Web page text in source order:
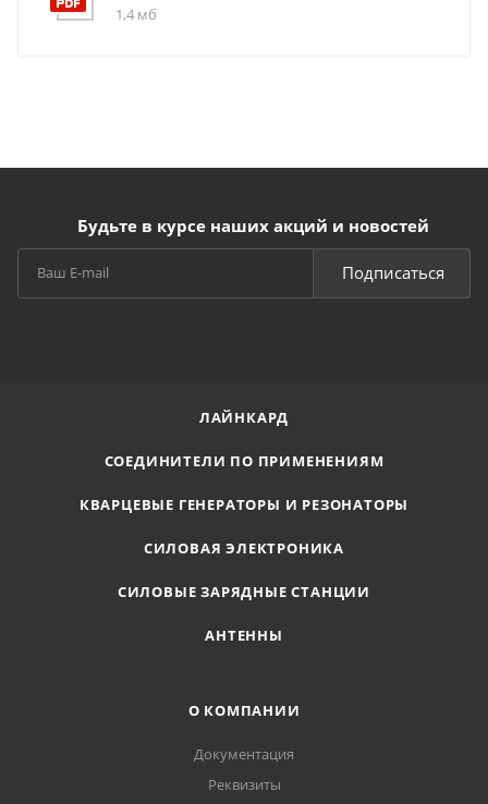
1,4 мб
Будьте в курсе наших акций и новостей
Подписаться
ЛАЙНКАРД
СОЕДИНИТЕЛИ ПО ПРИМЕНЕНИЯМ
КВАРЦЕВЫЕ ГЕНЕРАТОРЫ И РЕЗОНАТОРЫ
СИЛОВАЯ ЭЛЕКТРОНИКА
СИЛОВЫЕ ЗАРЯДНЫЕ СТАНЦИИ
АНТЕННЫ
О КОМПАНИИ
Документация
Реквизиты